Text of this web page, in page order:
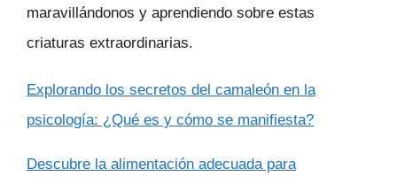
maravillándonos y aprendiendo sobre estas
criaturas extraordinarias.
Explorando los secretos del camaleón en la
psicología: ¿Qué es y cómo se manifiesta?
Descubre la alimentación adecuada para